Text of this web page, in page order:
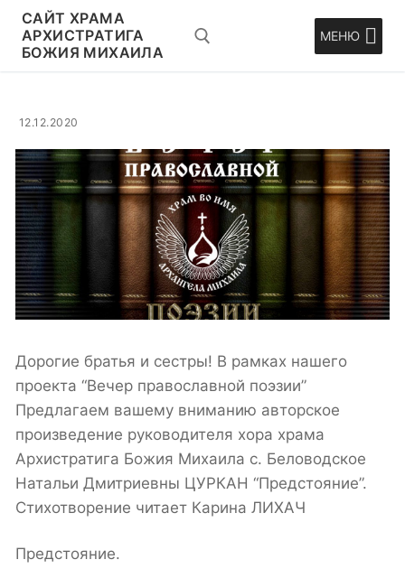
Перейти
содержимому
CАЙТ ХРАМА
АРХИСТРАТИГА
БОЖИЯ МИХАИЛА
МЕНЮ
12.12.2020
Дорогие братья и сестры! В рамках нашего
проекта “Вечер православной поэзии”
Предлагаем вашему вниманию авторское
произведение руководителя хора храма
Архистратига Божия Михаила с. Беловодское
Натальи Дмитриевны ЦУРКАН “Предстояние”.
Стихотворение читает Карина ЛИХАЧ
Предстояние.